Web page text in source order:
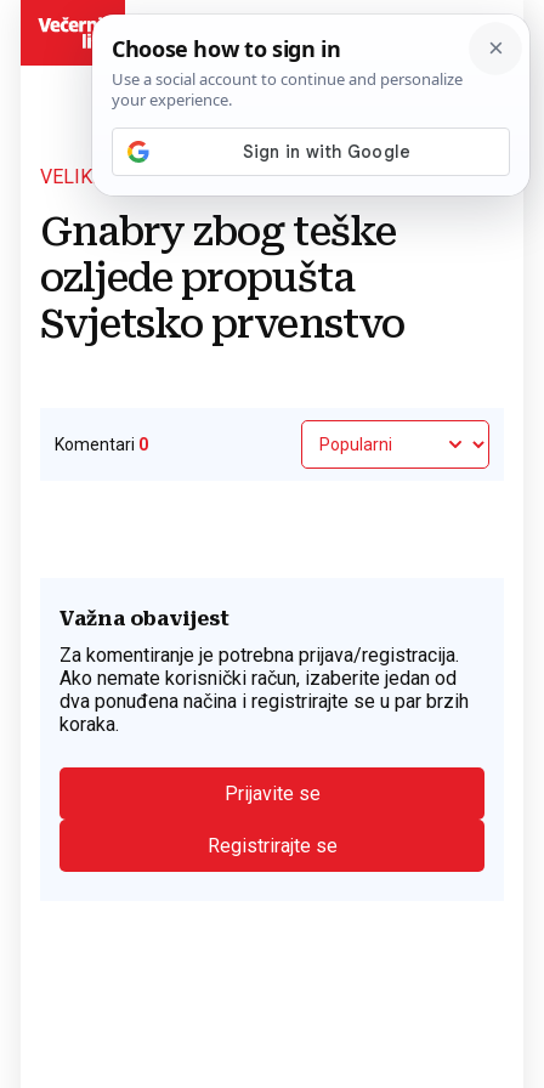
VELIKI UDARAC ZA NJEMAČKU Povratak na članak
Gnabry zbog teške
ozljede propušta
Svjetsko prvenstvo
Komentari 0
Važna obavijest
Za komentiranje je potrebna prijava/registracija.
Ako nemate korisnički račun, izaberite jedan od
dva ponuđena načina i registrirajte se u par brzih
koraka.
Prijavite se
Registrirajte se